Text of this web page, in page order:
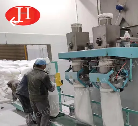
CASA.
PRODOTTI
VIDEO
2026
Zhengzhou
Jinghua
Industry
Co.,Ltd..
Rights
Reserved.